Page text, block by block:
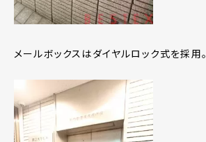
メールボックスはダイヤルロック式を採用。